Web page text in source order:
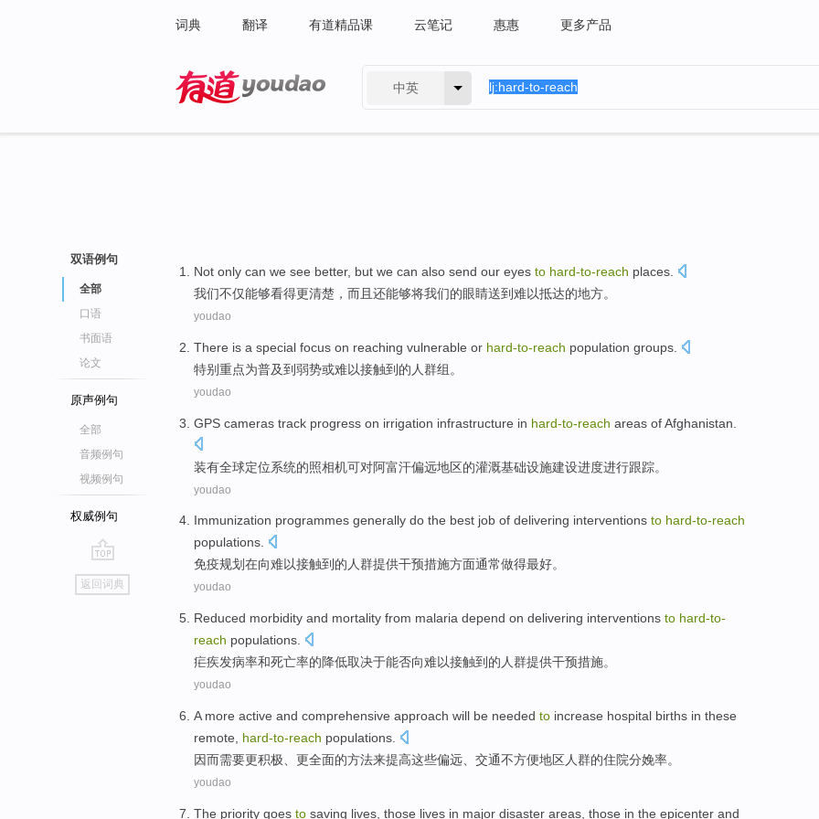
词典 翻译 有道精品课 云笔记 惠惠 更多产品
中英
双语例句
全部
口语
书面语
论文
原声例句
全部
音频例句
视频例句
权威例句
go
top
返回词典
Not only can we see better, but we can also send our eyes to hard-to-reach places
我们不仅能够看得更清楚 ， 而且 还能够将我们的眼睛送到难以抵达的地方。
youdao
There is a special focus on reaching vulnerable or hard-to-reach population groups
特别重点为普及到弱势或难以接触到的 人群组 。
youdao
GPS cameras track progress on irrigation infrastructure in hard-to-reach areas ofAfghanistan
装有全球定位系统的照相机可对阿富汗偏远地区的灌溉基础设施建设进度进行跟踪。
youdao
Immunization programmes generally do the best job of delivering interventions to hard-to-reach
populations.
免疫规划在向难以接触到 的人群提供干预措施方面通常做得最好。
youdao
Reduced morbidity and mortality from malaria depend on delivering interventions to hard-to-
reach populations
疟疾发病率和死亡率的降低取决于能否向难以接触到的人群提供干预措施。
youdao
A more active and comprehensive approach will be needed to increase hospital births in these
remote
hard-to-reach populations
因而需要更积极 更全面的方法来提高这些偏远 、交通不方便地区人群的住院分娩率。
youdao
The priority goes to saving lives , those lives in major disaster areas , those in the epicenter and